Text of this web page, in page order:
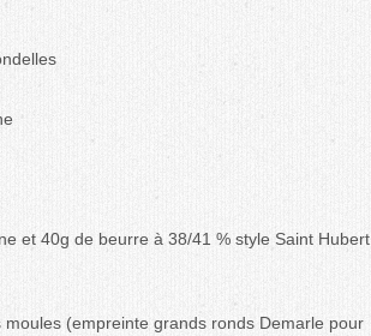
et 40g de beurre à 38/41 % style Saint Hubert
(empreinte grands ronds Demarle pour